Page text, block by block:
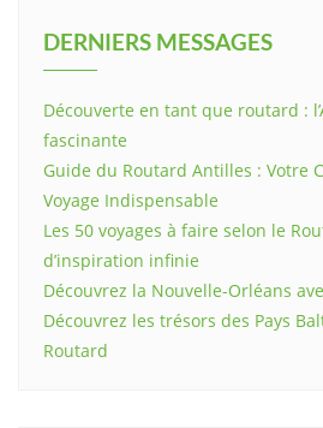
DERNIERS MESSAGES
Découverte en tant que routard :
fascinante
Guide du Routard Antilles : Votre
Voyage Indispensable
Les 50 voyages à faire selon le
d’inspiration infinie
Découvrez la Nouvelle-Orléans
Découvrez les trésors des Pays
Routard